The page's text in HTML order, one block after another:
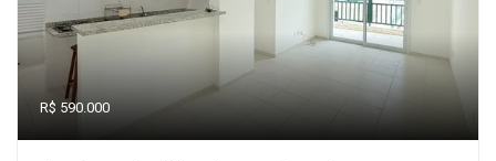
R$ 590.000